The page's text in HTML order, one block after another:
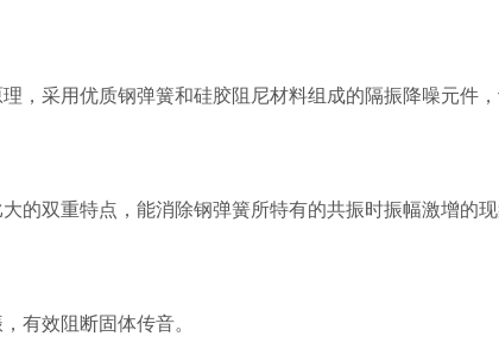
，采用优质钢弹簧和硅胶阻尼材料组成的隔振降噪元件
的双重特点，能消除钢弹簧所特有的共振时振幅激增的
有效阻断固体传音。